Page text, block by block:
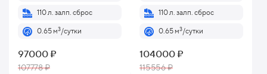
110 л. залп. сброс
0.65 м3/сутки
97000 ₽
107778 ₽
110 л. залп. сброс
0.65 м3/сутки
104000 ₽
115556 ₽